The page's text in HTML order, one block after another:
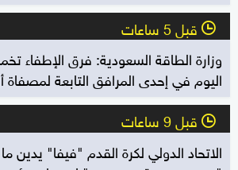
l قبل 5 ساعات
وزارة الطاقة السعودية: فرق الإطفاء
اليوم في إحدى المرافق التابعة لمصفاة
l قبل 9 ساعات
الاتحاد الدولي لكرة القدم "فيفا" يدين